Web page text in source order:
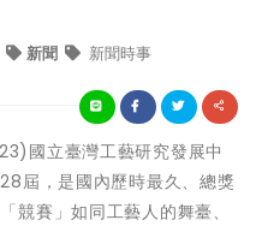
新聞 新聞時事
國立臺灣工藝研究發展中
屆，是國內歷時最久、總獎
競賽」如同工藝人的舞臺、